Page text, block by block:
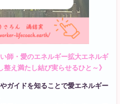
師・愛のエネルギー拡大エネルギ
え満たし結び実らせるひと～》
ガイドを知ることで愛エネルギー